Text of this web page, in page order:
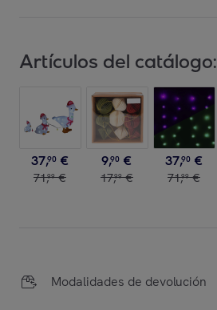
Artículos del catálogo:
37,90 €
71,99 €
9,90 €
17,99 €
37,90 €
71,99 €
Modalidades de devolución